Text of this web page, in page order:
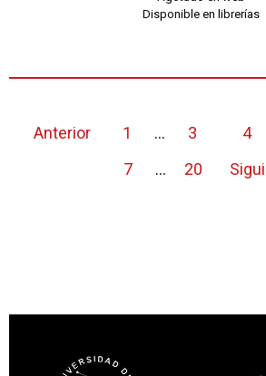
Disponible en librerías
Anterior 1 ... 3 4
7
... 20